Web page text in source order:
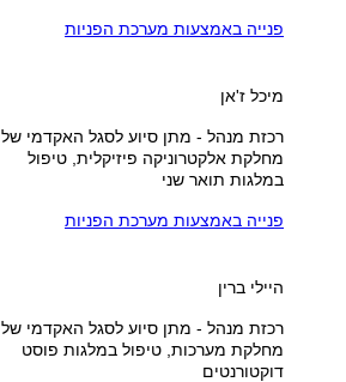
פנייה באמצעות מערכת הפניות
מיכל ז'אן
רכזת מנהל - מתן סיוע לסגל האקדמי של
מחלקת אלקטרוניקה פיזיקלית, טיפול
במלגות תואר שני
פנייה באמצעות מערכת הפניות
היילי ברין
רכזת מנהל - מתן סיוע לסגל האקדמי של
מחלקת מערכות, טיפול במלגות פוסט
דוקטורנטים